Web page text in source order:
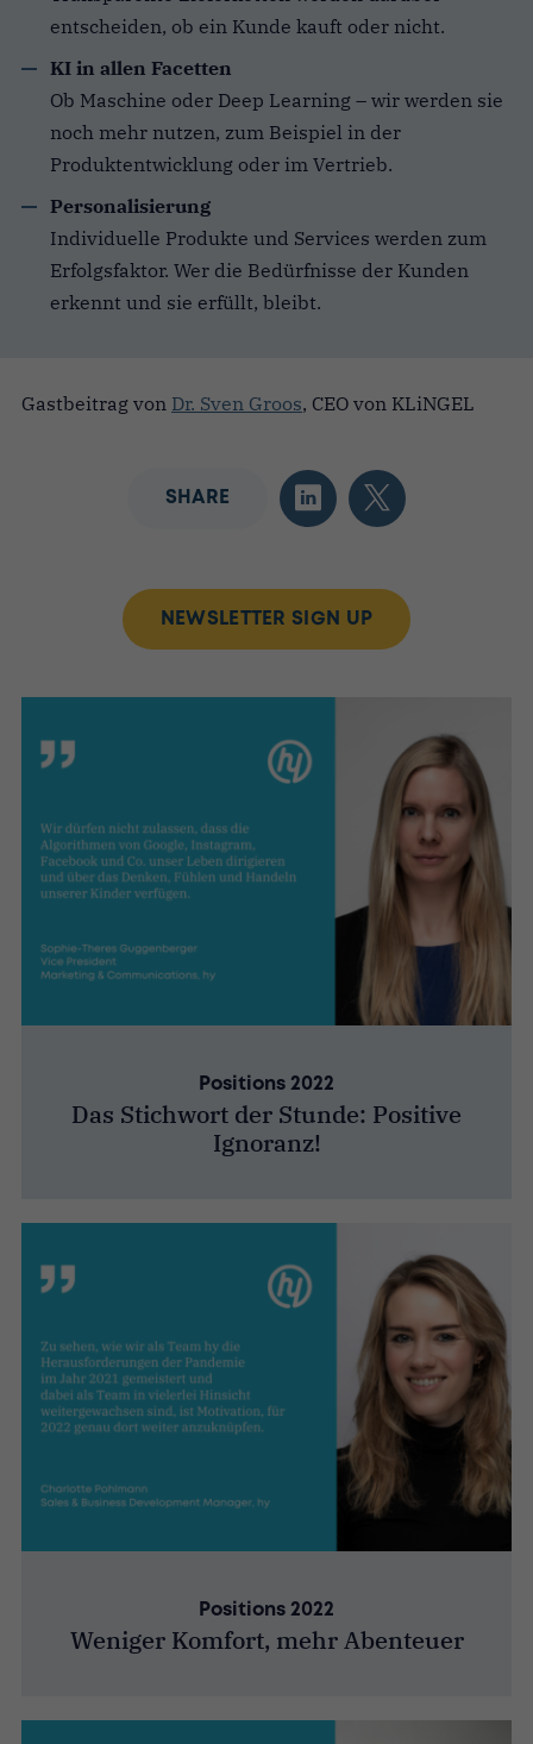
entscheiden, ob ein Kunde kauft oder nicht.
KI in allen Facetten
Ob Maschine oder Deep Learning – wir werden sie
noch mehr nutzen, zum Beispiel in der
Produktentwicklung oder im Vertrieb.
Personalisierung
Individuelle Produkte und Services werden zum
Erfolgsfaktor. Wer die Bedürfnisse der Kunden
erkennt und sie erfüllt, bleibt.
Gastbeitrag von Dr. Sven Groos, CEO von KLiNGEL
SHARE
NEWSLETTER SIGN UP
Positions 2022
Das Stichwort der Stunde: Positive
Ignoranz!
Positions 2022
Weniger Komfort, mehr Abenteuer